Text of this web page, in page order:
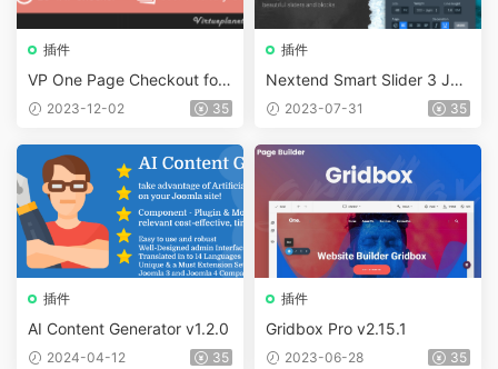
插件
VP One Page Checkout for
VirtueMart v7.18
2023-12-02 35
插件
Nextend Smart Slider 3 Joo
mla Pro + Demo Sliders v3.
2023-07-31 35
插件
AI Content Generator v1.2.0
2024-04-12 35
插件
Gridbox Pro v2.15.1
2023-06-28 35